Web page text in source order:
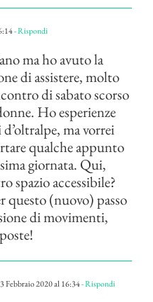
- Rispondi
ma ho avuto la
di assistere, molto
di sabato scorso
Ho esperienze
ma vorrei
qualche appunto
giornata. Qui,
spazio accessibile?
(nuovo) passo
di movimenti,
3 Febbraio 2020 al 16:34- Rispondi